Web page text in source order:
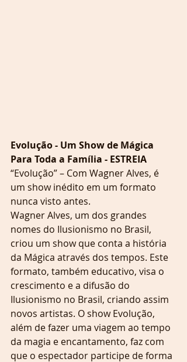
Evolução - Um Show de Mágica
Para Toda a Família - ESTREIA
“Evolução” – Com Wagner Alves, é
um show inédito em um formato
nunca visto antes.
Wagner Alves, um dos grandes
nomes do Ilusionismo no Brasil,
criou um show que conta a história
da Mágica através dos tempos. Este
formato, também educativo, visa o
crescimento e a difusão do
Ilusionismo no Brasil, criando assim
novos artistas. O show Evolução,
além de fazer uma viagem ao tempo
da magia e encantamento, faz com
que o espectador participe de forma